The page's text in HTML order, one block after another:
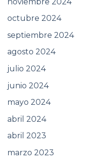
octubre 2024
septiembre 2024
agosto 2024
julio 2024
junio 2024
mayo 2024
abril 2024
abril 2023
marzo 2023